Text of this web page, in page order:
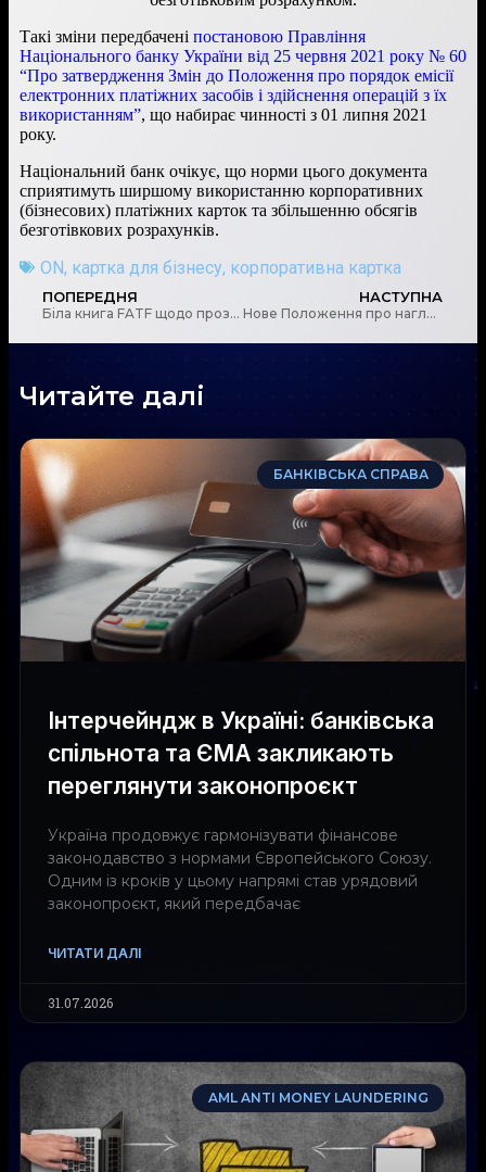
Такі зміни передбачені постановою Правління
Національного банку України від 25 червня 2021 року № 60
“Про затвердження Змін до Положення про порядок емісії
електронних платіжних засобів і здійснення операцій з їх
використанням”, що набирає чинності з 01 липня 2021
року.
Національний банк очікує, що норми цього документа
сприятимуть ширшому використанню корпоративних
(бізнесових) платіжних карток та збільшенню обсягів
безготівкових розрахунків.
ON, картка для бізнесу, корпоративна картка
ПОПЕРЕДНЯ
Біла книга FATF щодо прозорості бенефіціарної власності юридичних осіб
НАСТУПНА
Нове Положення про нагляд НБУ за небанківськими фінансовими групами
Читайте далі
БАНКІВСЬКА СПРАВА
Інтерчейндж в Україні: банківська
спільнота та ЄМА закликають
переглянути законопроєкт
Україна продовжує гармонізувати фінансове
законодавство з нормами Європейського Союзу.
Одним із кроків у цьому напрямі став урядовий
законопроєкт, який передбачає
ЧИТАТИ ДАЛІ
31.07.2026
AML ANTI MONEY LAUNDERING